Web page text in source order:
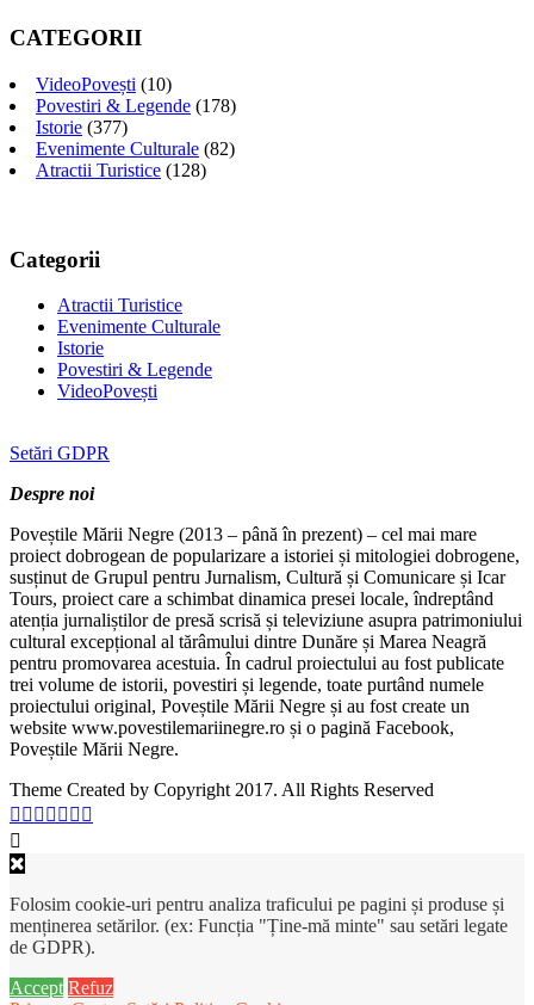
CATEGORII
VideoPovești (10)
Povestiri & Legende (178)
Istorie (377)
Evenimente Culturale (82)
Atractii Turistice (128)
Categorii
Atractii Turistice
Evenimente Culturale
Istorie
Povestiri & Legende
VideoPovești
Setări GDPR
Despre noi
Poveștile Mării Negre (2013 – până în prezent) – cel mai mare
proiect dobrogean de popularizare a istoriei și mitologiei dobrogene,
susținut de Grupul pentru Jurnalism, Cultură și Comunicare și Icar
Tours, proiect care a schimbat dinamica presei locale, îndreptând
atenția jurnaliștilor de presă scrisă și televiziune asupra patrimoniului
cultural excepțional al tărâmului dintre Dunăre și Marea Neagră
pentru promovarea acestuia. În cadrul proiectului au fost publicate
trei volume de istorii, povestiri și legende, toate purtând numele
proiectului original, Poveștile Mării Negre și au fost create un
website www.povestilemariinegre.ro și o pagină Facebook,
Poveștile Mării Negre.
Theme Created by Copyright 2017. All Rights Reserved
Folosim cookie-uri pentru analiza traficului pe pagini și produse și
menținerea setărilor. (ex: Funcția "Ține-mă minte" sau setări legate
de GDPR).
Accept Refuz